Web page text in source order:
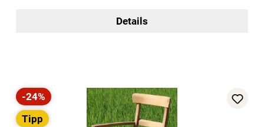
Details
Rabatt
-24%
Tipp